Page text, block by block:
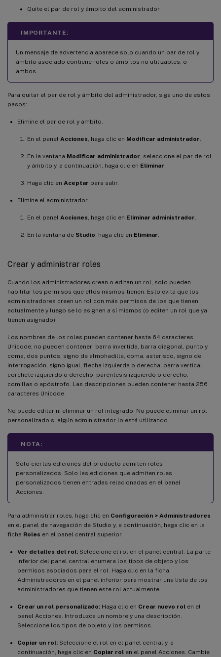
Quite el par de rol y ámbito del administrador.
IMPORTANTE:
Un mensaje de advertencia aparece solo cuando un par de rol y
ámbito asociado contiene roles o ámbitos no utilizables, o
ambos.
Para quitar el par de rol y ámbito del administrador, siga uno de estos
pasos:
Elimine el par de rol y ámbito.
En el panel Acciones , haga clic en Modificar administrador
En la ventana Modificar administrador , seleccione el par de rol
y ámbito y, a continuación, haga clic en Eliminar
Haga clic en Aceptar para salir.
Elimine el administrador.
En el panel Acciones , haga clic en Eliminar administrador
En la ventana de Studio , haga clic en Eliminar
Crear y administrar roles
Cuando los administradores crean o editan un rol, solo pueden
habilitar los permisos que ellos mismos tienen. Esto evita que los
administradores creen un rol con más permisos de los que tienen
actualmente y luego se lo asignen a sí mismos (o editen un rol que ya
tienen asignado).
Los nombres de los roles pueden contener hasta 64 caracteres
Unicode; no pueden contener: barra invertida, barra diagonal, punto y
coma, dos puntos, signo de almohadilla, coma, asterisco, signo de
interrogación, signo igual, flecha izquierda o derecha, barra vertical,
corchete izquierdo o derecho, paréntesis izquierdo o derecho,
comillas o apóstrofo. Las descripciones pueden contener hasta 256
caracteres Unicode.
No puede editar ni eliminar un rol integrado. No puede eliminar un rol
personalizado si algún administrador lo está utilizando.
NOTA:
Solo ciertas ediciones del producto admiten roles
personalizados. Solo las ediciones que admiten roles
personalizados tienen entradas relacionadas en el panel
Acciones.
Para administrar roles, haga clic en Configuración > Administradores
en el panel de navegación de Studio y, a continuación, haga clic en la
ficha Roles en el panel central superior.
Ver detalles del rol: Seleccione el rol en el panel central. La parte
inferior del panel central enumera los tipos de objeto y los
permisos asociados para el rol. Haga clic en la ficha
Administradores en el panel inferior para mostrar una lista de los
administradores que tienen este rol actualmente.
Crear un rol personalizado: Haga clic en Crear nuevo rol en el
panel Acciones. Introduzca un nombre y una descripción.
Seleccione los tipos de objeto y los permisos.
Copiar un rol: Seleccione el rol en el panel central y, a
continuación, haga clic en Copiar rol en el panel Acciones. Cambie